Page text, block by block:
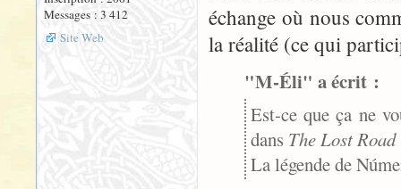
Messages : 3 412
Site Web
échange où nous
la réalité (ce qui
"M-Éli" a écrit :
Est-ce que ça ne
dans The Lost Road
La légende de